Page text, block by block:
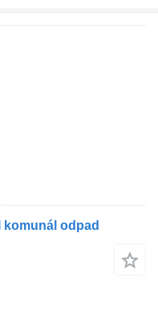
komunál odpad